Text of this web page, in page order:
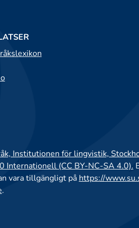
Institutionen för lingvistik,
Internationell (CC BY-NC-SA 4.0).
vara tillgängligt på https://
.